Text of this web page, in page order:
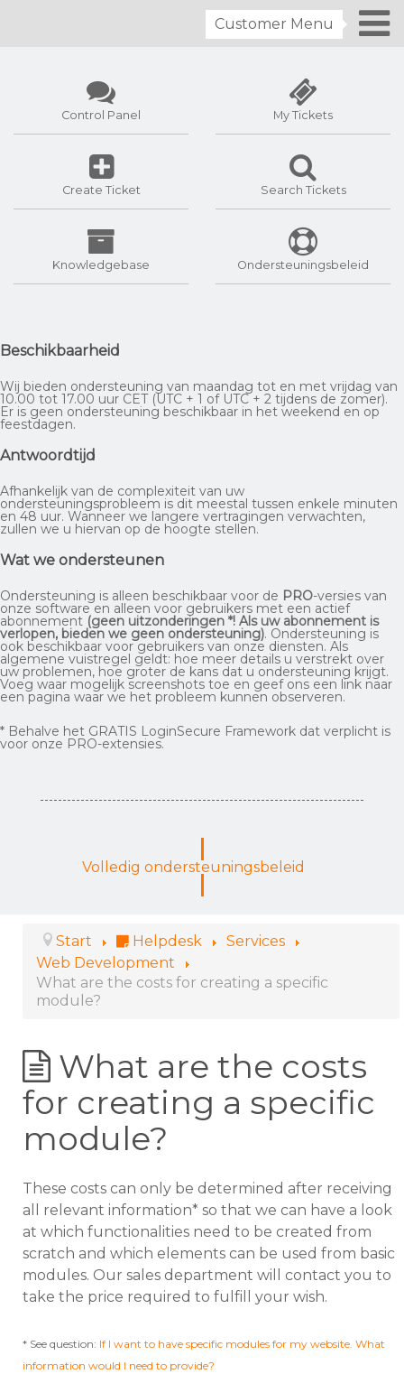
Customer Menu
Control Panel My Tickets
Create Ticket Search Tickets
Knowledgebase Ondersteuningsbeleid
Beschikbaarheid
Wij bieden ondersteuning van maandag tot en met vrijdag van
10.00 tot 17.00 uur CET (UTC + 1 of UTC + 2 tijdens de zomer).
Er is geen ondersteuning beschikbaar in het weekend en op
feestdagen.
Antwoordtijd
Afhankelijk van de complexiteit van uw
ondersteuningsprobleem is dit meestal tussen enkele minuten
en 48 uur. Wanneer we langere vertragingen verwachten,
zullen we u hiervan op de hoogte stellen.
Wat we ondersteunen
Ondersteuning is alleen beschikbaar voor de PRO-versies van
onze software en alleen voor gebruikers met een actief
abonnement (geen uitzonderingen *! Als uw abonnement is
verlopen, bieden we geen ondersteuning). Ondersteuning is
ook beschikbaar voor gebruikers van onze diensten. Als
algemene vuistregel geldt: hoe meer details u verstrekt over
uw problemen, hoe groter de kans dat u ondersteuning krijgt.
Voeg waar mogelijk screenshots toe en geef ons een link naar
een pagina waar we het probleem kunnen observeren.
* Behalve het GRATIS LoginSecure Framework dat verplicht is
voor onze PRO-extensies.
Volledig ondersteuningsbeleid
Start Helpdesk
Services
Web Development
What are the costs for creating a specific
module?
What are the costs
for creating a specific
module?
These costs can only be determined after receiving
all relevant information* so that we can have a look
at which functionalities need to be created from
scratch and which elements can be used from basic
modules. Our sales department will contact you to
take the price required to fulfill your wish.
* See question: If I want to have specific modules for my website. What
information would I need to provide?